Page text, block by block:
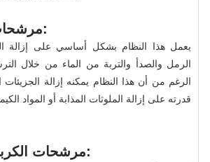
1. مرشحات الرواسب:
يعمل هذا النظام بشكل أساسي على إزالة
الرمل والصدأ والتربة من الماء من خلال
الرغم من أن هذا النظام يمكنه إزالة الجزيئات
قدرته على إزالة الملوثات المذابة أو المواد
2. مرشحات الكربون المنشط: